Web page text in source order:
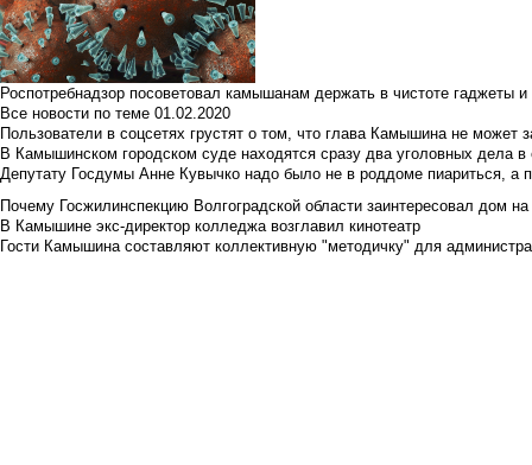
Роспотребнадзор посоветовал камышанам держать в чистоте гаджеты
Все новости по теме 01.02.2020
Пользователи в соцсетях грустят о том, что глава Камышина не может
В Камышинском городском суде находятся сразу два уголовных дела
Депутату Госдумы Анне Кувычко надо было не в роддоме пиариться, а
Почему Госжилинспекцию Волгоградской области заинтересовал дом
В Камышине экс-директор колледжа возглавил кинотеатр
Гости Камышина составляют коллективную "методичку" для